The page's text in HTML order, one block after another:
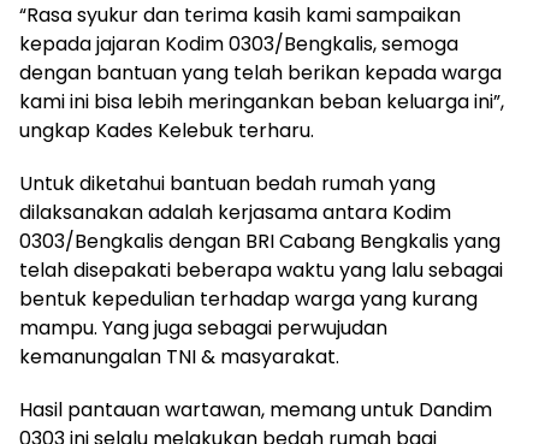
“Rasa syukur dan terima kasih kami sampaikan
kepada jajaran Kodim 0303/Bengkalis, semoga
dengan bantuan yang telah berikan kepada warga
kami ini bisa lebih meringankan beban keluarga ini”,
ungkap Kades Kelebuk terharu.
Untuk diketahui bantuan bedah rumah yang
dilaksanakan adalah kerjasama antara Kodim
0303/Bengkalis dengan BRI Cabang Bengkalis yang
telah disepakati beberapa waktu yang lalu sebagai
bentuk kepedulian terhadap warga yang kurang
mampu. Yang juga sebagai perwujudan
kemanungalan TNI & masyarakat.
Hasil pantauan wartawan, memang untuk Dandim